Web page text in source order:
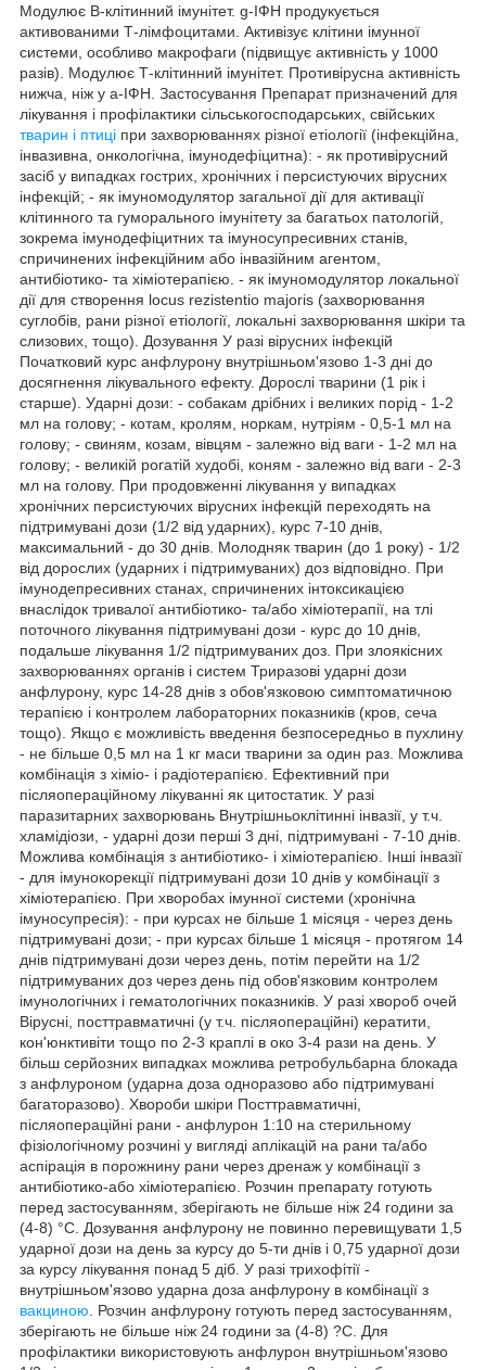
Модулює В-клітинний імунітет. g-ІФН продукується
активованими Т-лімфоцитами. Активізує клітини імунної
системи, особливо макрофаги (підвищує активність у 1000
разів). Модулює Т-клітинний імунітет. Противірусна активність
нижча, ніж у a-ІФН. Застосування Препарат призначений для
лікування і профілактики сільськогосподарських, свійських
тварин і птиці при захворюваннях різної етіології (інфекційна,
інвазивна, онкологічна, імунодефіцитна): - як противірусний
засіб у випадках гострих, хронічних і персистуючих вірусних
інфекцій; - як імуномодулятор загальної дії для активації
клітинного та гуморального імунітету за багатьох патологій,
зокрема імунодефіцитних та імуносупресивних станів,
спричинених інфекційним або інвазійним агентом,
антибіотико- та хіміотерапією. - як імуномодулятор локальної
дії для створення locus rezіstentіo majorіs (захворювання
суглобів, рани різної етіології, локальні захворювання шкіри та
слизових, тощо). Дозування У разі вірусних інфекцій
Початковий курс анфлурону внутрішньом'язово 1-3 дні до
досягнення лікувального ефекту. Дорослі тварини (1 рік і
старше). Ударні дози: - собакам дрібних і великих порід - 1-2
мл на голову; - котам, кролям, норкам, нутріям - 0,5-1 мл на
голову; - свиням, козам, вівцям - залежно від ваги - 1-2 мл на
голову; - великій рогатій худобі, коням - залежно від ваги - 2-3
мл на голову. При продовженні лікування у випадках
хронічних персистуючих вірусних інфекцій переходять на
підтримувані дози (1/2 від ударних), курс 7-10 днів,
максимальний - до 30 днів. Молодняк тварин (до 1 року) - 1/2
від дорослих (ударних і підтримуваних) доз відповідно. При
імунодепресивних станах, спричинених інтоксикацією
внаслідок тривалої антибіотико- та/або хіміотерапії, на тлі
поточного лікування підтримувані дози - курс до 10 днів,
подальше лікування 1/2 підтримуваних доз. При злоякісних
захворюваннях органів і систем Триразові ударні дози
анфлурону, курс 14-28 днів з обов'язковою симптоматичною
терапією і контролем лабораторних показників (кров, сеча
тощо). Якщо є можливість введення безпосередньо в пухлину
- не більше 0,5 мл на 1 кг маси тварини за один раз. Можлива
комбінація з хіміо- і радіотерапією. Ефективний при
післяопераційному лікуванні як цитостатик. У разі
паразитарних захворювань Внутрішньоклітинні інвазії, у т.ч.
хламідіози, - ударні дози перші 3 дні, підтримувані - 7-10 днів.
Можлива комбінація з антибіотико- і хіміотерапією. Інші інвазії
- для імунокорекції підтримувані дози 10 днів у комбінації з
хіміотерапією. При хворобах імунної системи (хронічна
імуносупресія): - при курсах не більше 1 місяця - через день
підтримувані дози; - при курсах більше 1 місяця - протягом 14
днів підтримувані дози через день, потім перейти на 1/2
підтримуваних доз через день під обов'язковим контролем
імунологічних і гематологічних показників. У разі хвороб очей
Вірусні, посттравматичні (у т.ч. післяопераційні) кератити,
кон'юнктивіти тощо по 2-3 краплі в око 3-4 рази на день. У
більш серйозних випадках можлива ретробульбарна блокада
з анфлуроном (ударна доза одноразово або підтримувані
багаторазово). Хвороби шкіри Посттравматичні,
післяопераційні рани - анфлурон 1:10 на стерильному
фізіологічному розчині у вигляді аплікацій на рани та/або
аспірація в порожнину рани через дренаж у комбінації з
антибіотико-або хіміотерапією. Розчин препарату готують
перед застосуванням, зберігають не більше ніж 24 години за
(4-8) °С. Дозування анфлурону не повинно перевищувати 1,5
ударної дози на день за курсу до 5-ти днів і 0,75 ударної дози
за курсу лікування понад 5 діб. У разі трихофітії -
внутрішньом'язово ударна доза анфлурону в комбінації з
вакциною . Розчин анфлурону готують перед застосуванням,
зберігають не більше ніж 24 години за (4-8) ?С. Для
профілактики використовують анфлурон внутрішньом'язово